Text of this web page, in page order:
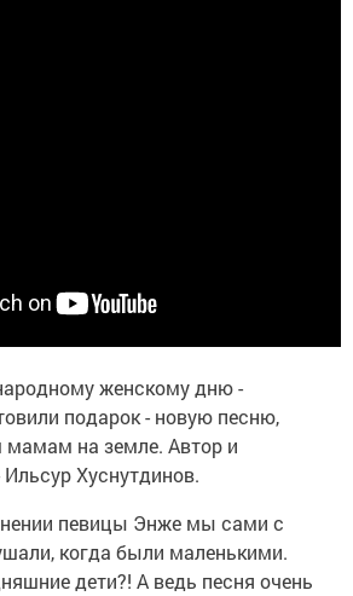
женскому дню -
подарок - новую песню,
на земле. Автор и
Хуснутдинов.
певицы Энже мы сами с
когда были маленькими.
дети?! А ведь песня очень